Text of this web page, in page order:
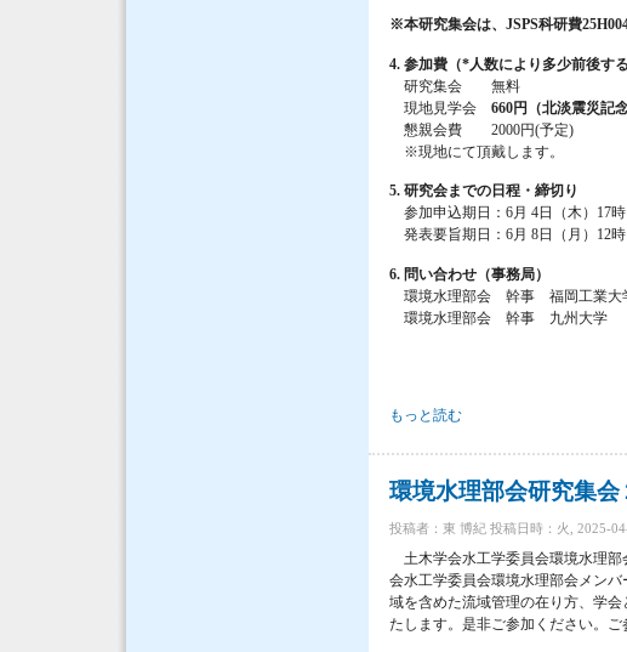
※本研究集会は、JSPS科研費
4. 参加費（*人数により多少前後す
研究集会 無料
現地見学会 660円（北淡震災
懇親会費 2000円(予定)
※現地にて頂戴します。
5. 研究会までの日程・締切り
参加申込期日：6月 4日（木）17
発表要旨期日：6月 8日（月）12
6. 問い合わせ（事務局）
環境水理部会 幹事 福岡工業
環境水理部会 幹事 九州
環境水理部会研究集会２０２６ in
もっと読む
環境水理部会研究集
投稿者： 東 博紀 投稿日時：火, 2025-
土木学会水工学委員会環境水理部
会水工学委員会環境水理部会メン
域を含めた流域管理の在り方、学
たします。是非ご参加ください。